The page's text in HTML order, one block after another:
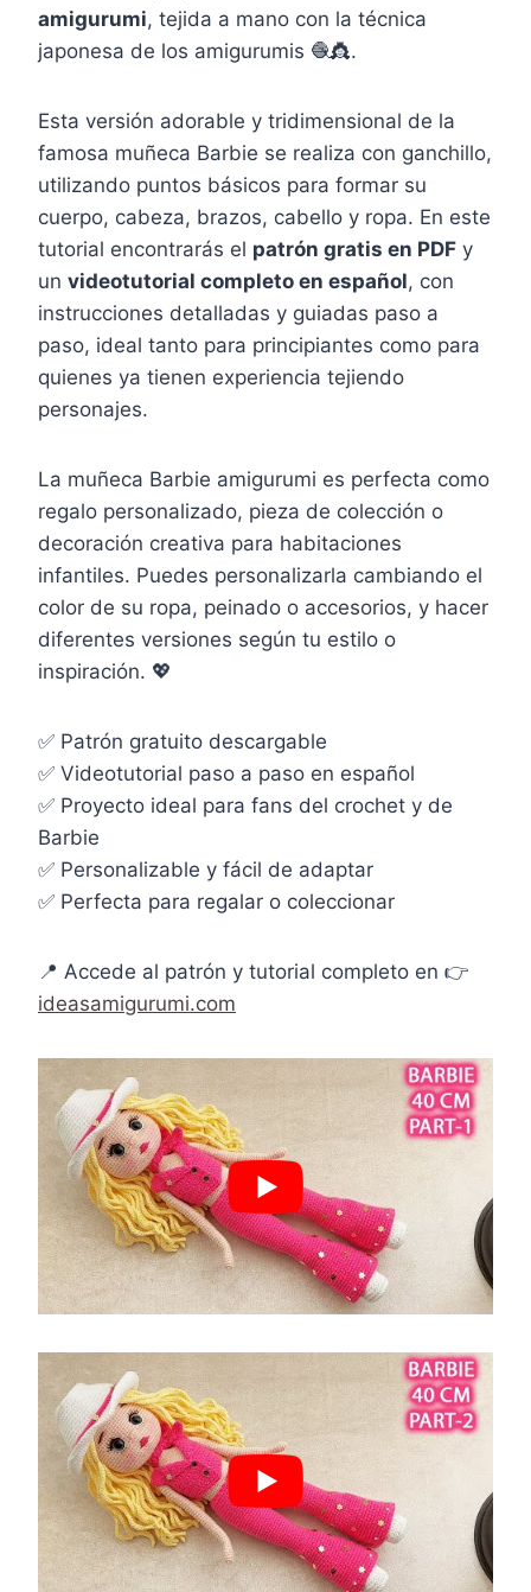
amigurumi, tejida a mano con la técnica
japonesa de los amigurumis 🧶👸.
Esta versión adorable y tridimensional de la
famosa muñeca Barbie se realiza con ganchillo,
utilizando puntos básicos para formar su
cuerpo, cabeza, brazos, cabello y ropa. En este
tutorial encontrarás el patrón gratis en PDF y
un videotutorial completo en español, con
instrucciones detalladas y guiadas paso a
paso, ideal tanto para principiantes como para
quienes ya tienen experiencia tejiendo
personajes.
La muñeca Barbie amigurumi es perfecta como
regalo personalizado, pieza de colección o
decoración creativa para habitaciones
infantiles. Puedes personalizarla cambiando el
color de su ropa, peinado o accesorios, y hacer
diferentes versiones según tu estilo o
inspiración. 💖
✅ Patrón gratuito descargable
✅ Videotutorial paso a paso en español
✅ Proyecto ideal para fans del crochet y de
Barbie
✅ Personalizable y fácil de adaptar
✅ Perfecta para regalar o coleccionar
📍 Accede al patrón y tutorial completo en 👉
ideasamigurumi.com